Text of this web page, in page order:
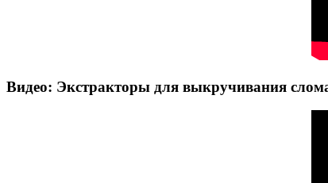
Видео: Экстракторы для выкручивания